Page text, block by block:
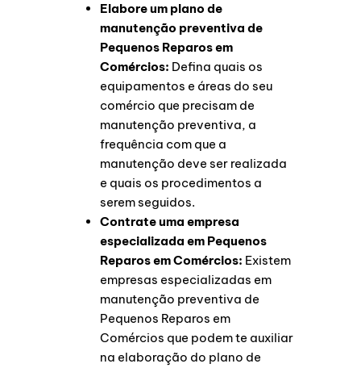
Elabore um plano de
manutenção preventiva de
Pequenos Reparos em
Comércios: Defina quais os
equipamentos e áreas do seu
comércio que precisam de
manutenção preventiva, a
frequência com que a
manutenção deve ser realizada
e quais os procedimentos a
serem seguidos.
Contrate uma empresa
especializada em Pequenos
Reparos em Comércios: Existem
empresas especializadas em
manutenção preventiva de
Pequenos Reparos em
Comércios que podem te auxiliar
na elaboração do plano de